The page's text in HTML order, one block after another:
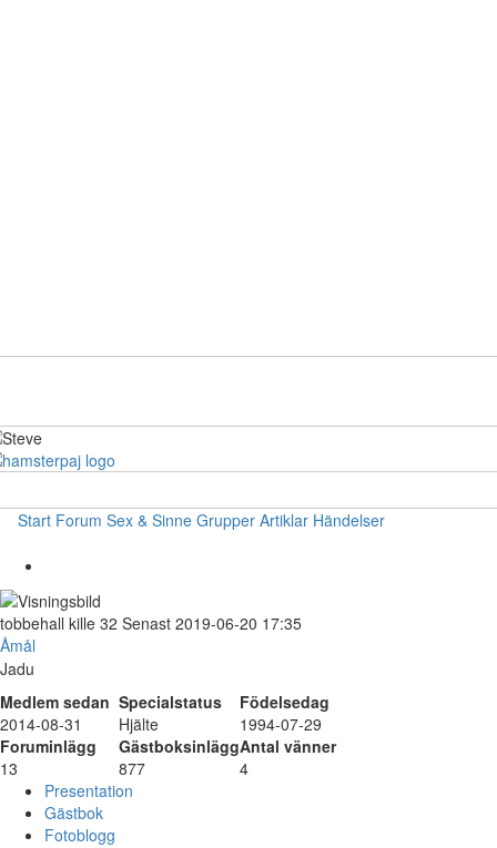
Start Forum Sex & Sinne Grupper Artiklar Händelser
tobbehall kille 32 Senast 2019-06-20 17:35
Åmål
Jadu
Medlem sedan Specialstatus
Födelsedag
2014-08-31
Hjälte
1994-07-29
Foruminlägg
GästboksinläggAntal vänner
13
877
4
Presentation
Gästbok
Fotoblogg